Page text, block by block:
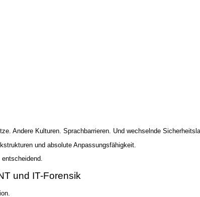
Andere Kulturen. Sprachbarrieren. Und wechselnde
und absolute Anpassungsfähigkeit.
und IT-Forensik